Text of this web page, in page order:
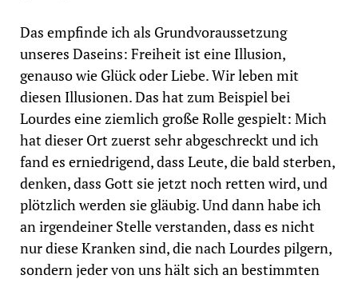
Das empfinde ich als Grundvoraussetzung
unseres Daseins: Freiheit ist eine Illusion,
genauso wie Glück oder Liebe. Wir leben mit
diesen Illusionen. Das hat zum Beispiel bei
Lourdes eine ziemlich große Rolle gespielt: Mich
hat dieser Ort zuerst sehr abgeschreckt und ich
fand es erniedrigend, dass Leute, die bald sterben,
denken, dass Gott sie jetzt noch retten wird, und
plötzlich werden sie gläubig. Und dann habe ich
an irgendeiner Stelle verstanden, dass es nicht
nur diese Kranken sind, die nach Lourdes pilgern,
sondern jeder von uns hält sich an bestimmten